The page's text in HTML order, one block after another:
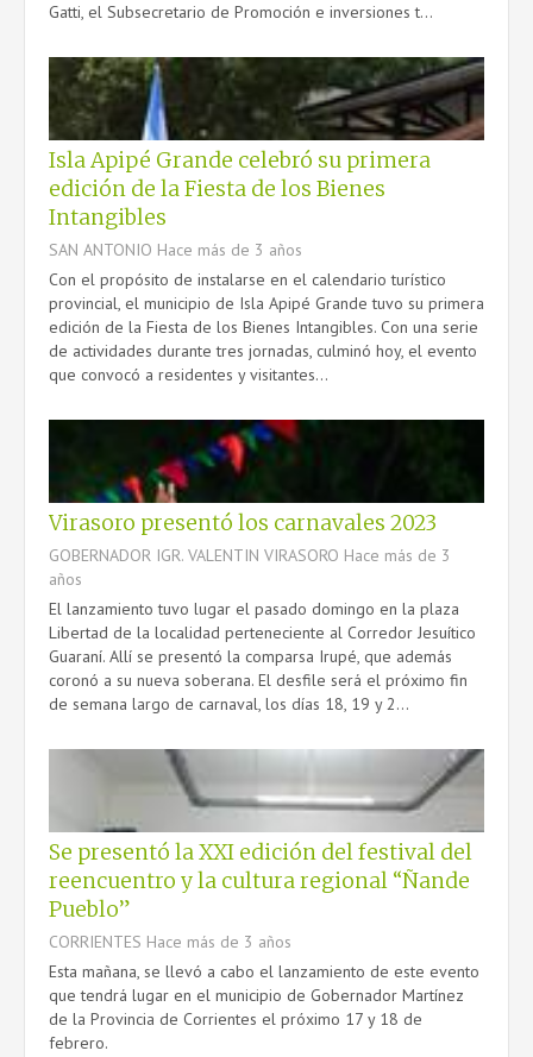
Gatti, el Subsecretario de Promoción e inversiones t...
Isla Apipé Grande celebró su primera
edición de la Fiesta de los Bienes
Intangibles
SAN ANTONIO Hace más de 3 años
Con el propósito de instalarse en el calendario turístico
provincial, el municipio de Isla Apipé Grande tuvo su primera
edición de la Fiesta de los Bienes Intangibles. Con una serie
de actividades durante tres jornadas, culminó hoy, el evento
que convocó a residentes y visitantes...
Virasoro presentó los carnavales 2023
GOBERNADOR IGR. VALENTIN VIRASORO Hace más de 3
años
El lanzamiento tuvo lugar el pasado domingo en la plaza
Libertad de la localidad perteneciente al Corredor Jesuítico
Guaraní. Allí se presentó la comparsa Irupé, que además
coronó a su nueva soberana. El desfile será el próximo fin
de semana largo de carnaval, los días 18, 19 y 2...
Se presentó la XXI edición del festival del
reencuentro y la cultura regional “Ñande
Pueblo”
CORRIENTES Hace más de 3 años
Esta mañana, se llevó a cabo el lanzamiento de este evento
que tendrá lugar en el municipio de Gobernador Martínez
de la Provincia de Corrientes el próximo 17 y 18 de
febrero.